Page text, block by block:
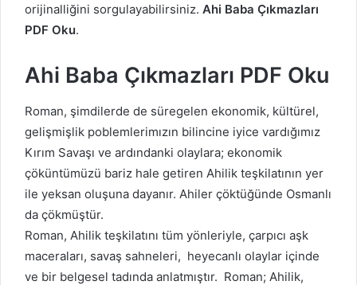
orijinalliğini sorgulayabilirsiniz. Ahi Baba Çıkmazları
PDF Oku.
Ahi Baba Çıkmazları PDF Oku
Roman, şimdilerde de süregelen ekonomik, kültürel,
gelişmişlik poblemlerimızın bilincine iyice vardığımız
Kırım Savaşı ve ardındanki olaylara; ekonomik
çöküntümüzü bariz hale getiren Ahilik teşkilatının yer
ile yeksan oluşuna dayanır. Ahiler çöktüğünde Osmanlı
da çökmüştür.
Roman, Ahilik teşkilatını tüm yönleriyle, çarpıcı aşk
maceraları, savaş sahneleri, heyecanlı olaylar içinde
ve bir belgesel tadında anlatmıştır. Roman; Ahilik,